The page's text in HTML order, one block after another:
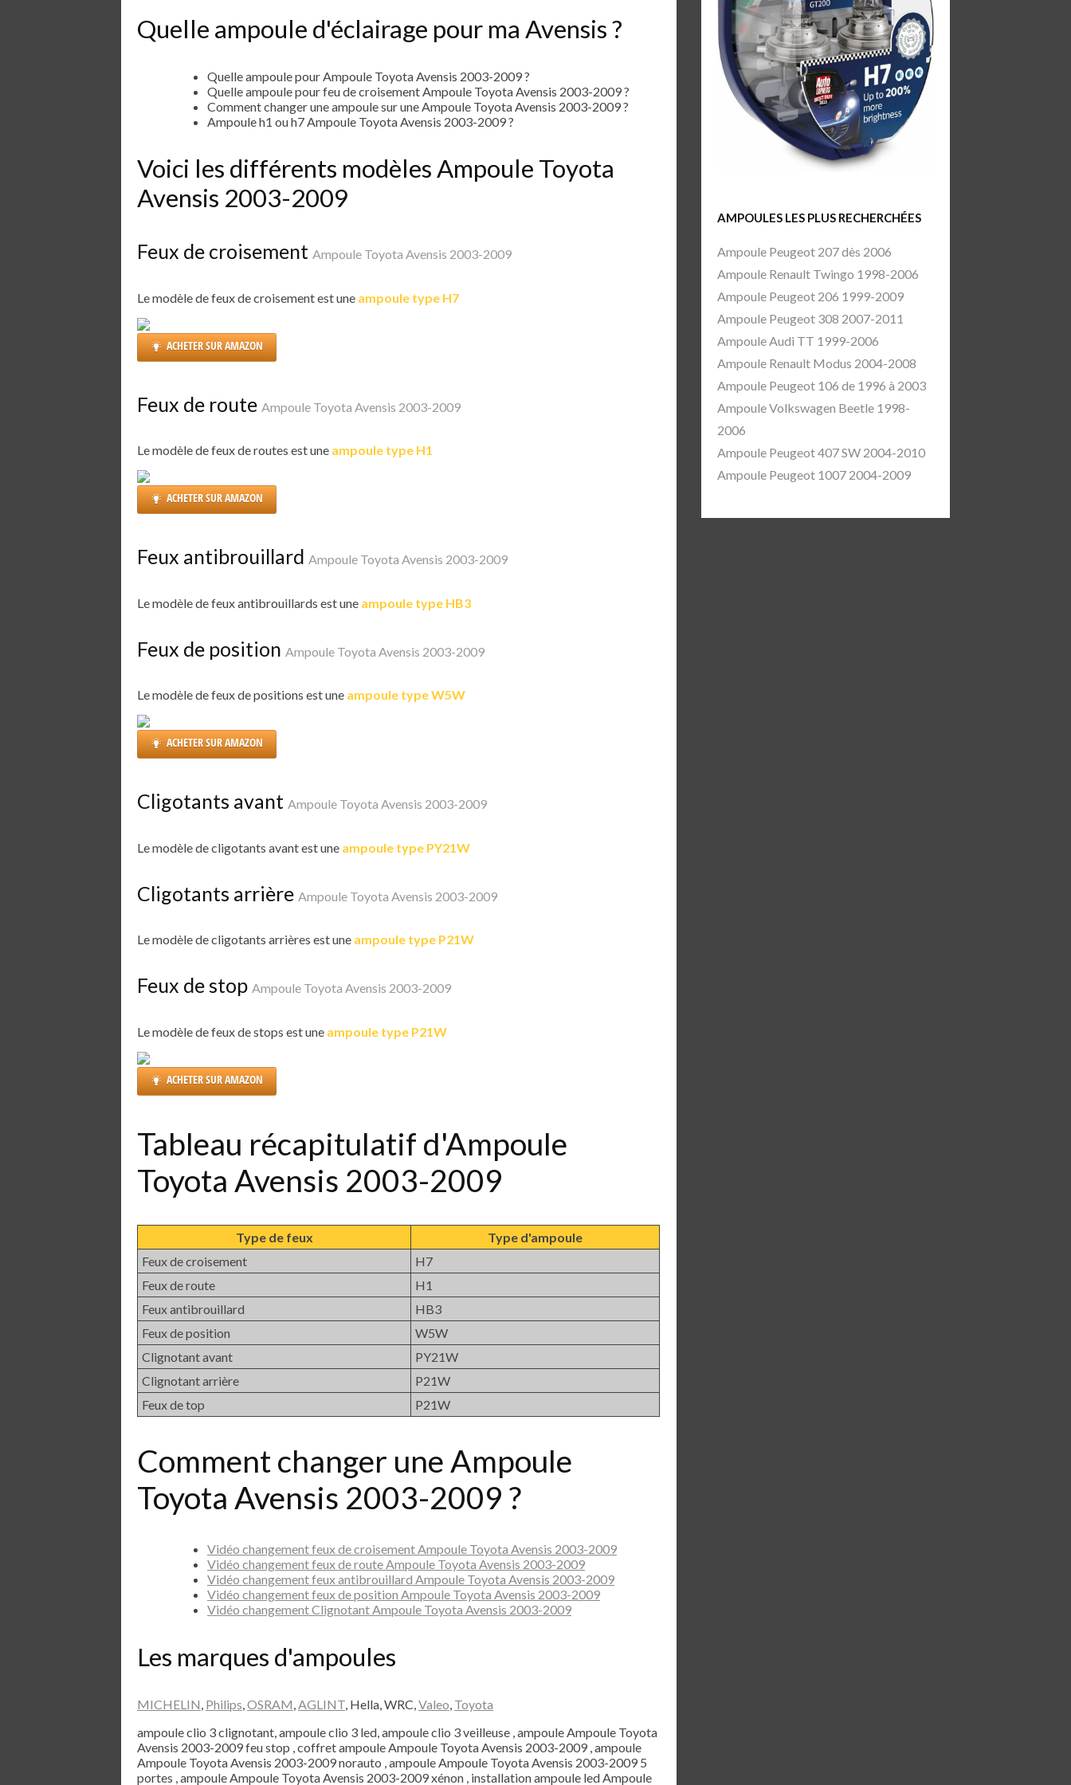
Quelle ampoule d'éclairage pour ma Avensis ?
Quelle ampoule pour Ampoule Toyota Avensis 2003-2009 ?
Quelle ampoule pour feu de croisement Ampoule Toyota Avensis 2003-2009 ?
Comment changer une ampoule sur une Ampoule Toyota Avensis 2003-2009 ?
Ampoule h1 ou h7 Ampoule Toyota Avensis 2003-2009 ?
Voici les différents modèles Ampoule Toyota
Avensis 2003-2009
Feux de croisement Ampoule Toyota Avensis 2003-2009
Le modèle de feux de croisement est une ampoule type H7
ACHETER SUR AMAZON
Feux de route Ampoule Toyota Avensis 2003-2009
Le modèle de feux de routes est une ampoule type H1
ACHETER SUR AMAZON
Feux antibrouillard Ampoule Toyota Avensis 2003-2009
Le modèle de feux antibrouillards est une ampoule type HB3
Feux de position Ampoule Toyota Avensis 2003-2009
Le modèle de feux de positions est une ampoule type W5W
ACHETER SUR AMAZON
Cligotants avant Ampoule Toyota Avensis 2003-2009
Le modèle de cligotants avant est une ampoule type PY21W
Cligotants arrière Ampoule Toyota Avensis 2003-2009
Le modèle de cligotants arrières est une ampoule type P21W
Feux de stop Ampoule Toyota Avensis 2003-2009
Le modèle de feux de stops est une ampoule type P21W
ACHETER SUR AMAZON
Tableau récapitulatif d'Ampoule
Toyota Avensis 2003-2009
Type de feux
Type d'ampoule
Feux de croisement
H7
Feux de route
H1
Feux antibrouillard
HB3
Feux de position
W5W
Clignotant avant
PY21W
Clignotant arrière
P21W
Feux de top
P21W
Comment changer une Ampoule
Toyota Avensis 2003-2009 ?
Vidéo changement feux de croisement Ampoule Toyota Avensis 2003-2009
Vidéo changement feux de route Ampoule Toyota Avensis 2003-2009
Vidéo changement feux antibrouillard Ampoule Toyota Avensis 2003-2009
Vidéo changement feux de position Ampoule Toyota Avensis 2003-2009
Vidéo changement Clignotant Ampoule Toyota Avensis 2003-2009
Les marques d'ampoules
MICHELIN, Philips,OSRAM,AGLINT, Hella, WRC,Valeo, Toyota
ampoule clio 3 clignotant, ampoule clio 3 led, ampoule clio 3 veilleuse , ampoule Ampoule Toyota
Avensis 2003-2009 feu stop , coffret ampoule Ampoule Toyota Avensis 2003-2009 , ampoule
Ampoule Toyota Avensis 2003-2009 norauto , ampoule Ampoule Toyota Avensis 2003-2009 5
portes , ampoule Ampoule Toyota Avensis 2003-2009 xénon , installation ampoule led Ampoule
AMPOULES LES PLUS RECHERCHÉES
Ampoule Peugeot 207 dès 2006
Ampoule Renault Twingo 1998-2006
Ampoule Peugeot 206 1999-2009
Ampoule Peugeot 308 2007-2011
Ampoule Audi TT 1999-2006
Ampoule Renault Modus 2004-2008
Ampoule Peugeot 106 de 1996 à 2003
Ampoule Volkswagen Beetle 1998-
2006
Ampoule Peugeot 407 SW 2004-2010
Ampoule Peugeot 1007 2004-2009